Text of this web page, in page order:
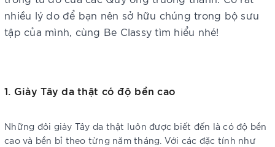
nhiều lý do để bạn nên sở hữu chúng trong bộ sưu
tập của mình, cùng Be Classy tìm hiểu nhé!
1. Giày Tây da thật có độ bền cao
Những đôi giày Tây da thật luôn được biết đến là có độ bền
cao và bền bỉ theo từng năm tháng. Với các đặc tính như